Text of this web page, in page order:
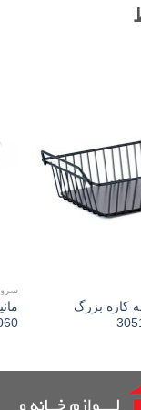
کاره بزرگ
سرو